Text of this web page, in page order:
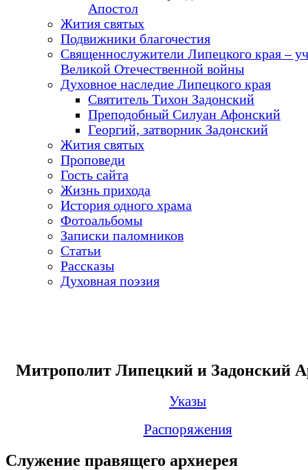
Апостол
Жития святых
Подвижники благочестия
Священнослужители Липецкого края –
Великой Отечественной войны
Духовное наследие Липецкого края
Святитель Тихон Задонский
Преподобный Силуан Афонский
Георгий, затворник Задонский
Жития святых
Проповеди
Гость сайта
Жизнь прихода
История одного храма
Фотоальбомы
Записки паломников
Статьи
Рассказы
Духовная поэзия
Митрополит Липецкий и Задонский
Указы
Распоряжения
Служение правящего архиерея